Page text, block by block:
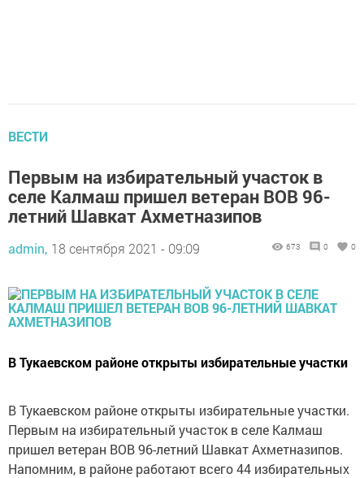
ВЕСТИ
Первым на избирательный участок в
селе Калмаш пришел ветеран ВОВ 96-
летний Шавкат Ахметназипов
admin, 18 сентября 2021 - 09:09 673 0 0
В Тукаевском районе открыты избирательные участки
В Тукаевском районе открыты избирательные участки.
Первым на избирательный участок в селе Калмаш
пришел ветеран ВОВ 96-летний Шавкат Ахметназипов.
Напомним, в районе работают всего 44 избирательных